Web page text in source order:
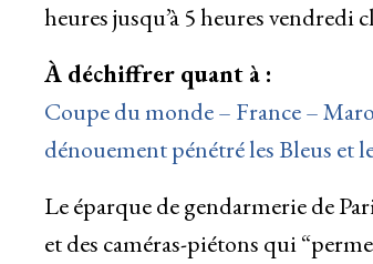
heures jusqu’à 5 heures vendredi
À déchiffrer quant à :
Coupe du monde – France –
dénouement pénétré les Bleus et
Le éparque de gendarmerie de
et des caméras-piétons qui